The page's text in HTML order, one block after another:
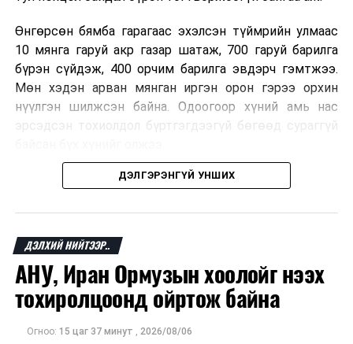
Өнгөрсөн бямба гарагаас эхэлсэн түймрийн улмаас
10 мянга гаруй акр газар шатаж, 700 гаруй барилга
бүрэн сүйдэж, 400 орчим барилга эвдэрч гэмтжээ.
Мөн хэдэн арван мянган иргэн орон гэрээ орхин
нүүлгэн шилжсэн байна. Одоогоор хүний амь нас
эрсэдсэн тохиолдол бүртгэгдээгүй бөгөөд сураггүй
Албаныхны мэдээлснээр түймрийн нэг голомтыг
настай Аарон Фариначчиг баривчилж, галдан
шатаасан гэх үндэслэлээр эрүүгийн хэрэг үүсгэн
шалгаж байна. Харин бусад хоёр түймрийн
шалтгааныг үргэлжлүүлэн тогтоож байгаа бөгөөд
аянгын улмаас үүсээгүй гэж үзэж байгаа аж.
Одоогоор АНУ даяар 13 мужид 90 гаруй томоохон ой,
ДЭЛГЭРЭНГҮЙ УНШИХ
ДЭЛХИЙ НИЙТЭЭР..
АНУ, Иран Ормузын хоолойг нээх
тохиролцоонд ойртож байна
Огноо: 15 цаг 37 минут , 2026/08/06